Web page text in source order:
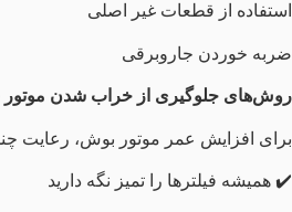
استفاده از قطعات غیر اصلی
ضربه خوردن جاروبرقی
روش‌های جلوگیری از خراب شدن موتور
برای افزایش عمر موتور بوش، رعایت
✔️ همیشه فیلترها را تمیز نگه دارید